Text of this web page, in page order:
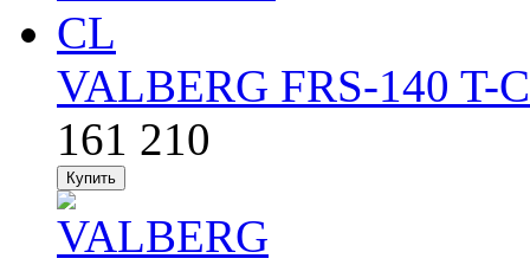
VALBERG FRS-140 T-
161 210